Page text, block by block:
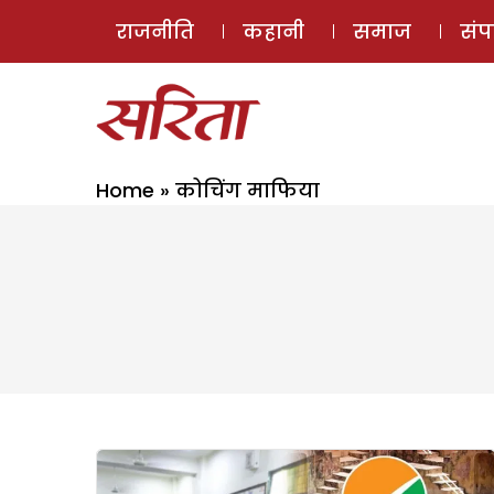
राजनीति कहानी समाज
Home » कोचिंग माफिया